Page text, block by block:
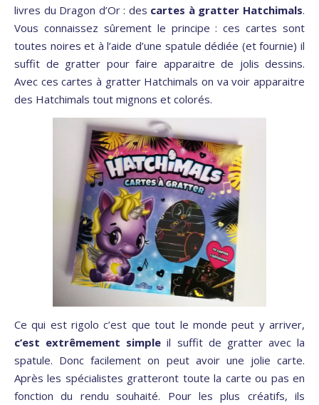
livres du Dragon d’Or : des cartes à gratter Hatchimals.
Vous connaissez sûrement le principe : ces cartes sont
toutes noires et à l’aide d’une spatule dédiée (et fournie) il
suffit de gratter pour faire apparaitre de jolis dessins.
Avec ces cartes à gratter Hatchimals on va voir apparaitre
des Hatchimals tout mignons et colorés.
Ce qui est rigolo c’est que tout le monde peut y arriver,
c’est extrêmement simple il suffit de gratter avec la
spatule. Donc facilement on peut avoir une jolie carte.
Après les spécialistes gratteront toute la carte ou pas en
fonction du rendu souhaité. Pour les plus créatifs, ils